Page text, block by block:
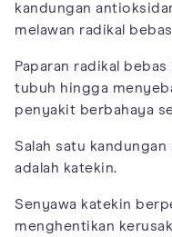
kandungan
melawan radikal
Paparan radikal
tubuh hingga
penyakit berbahaya
Salah satu
adalah katekin.
Senyawa katekin
menghentikan